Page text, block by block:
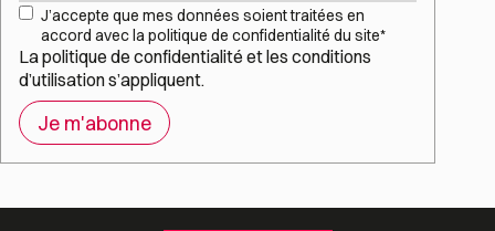
RGPD*
J’accepte que mes données soient traitées en
accord avec la politique de confidentialité du site*
Lapolitique de confidentialité et les conditions
d’utilisations’appliquent.